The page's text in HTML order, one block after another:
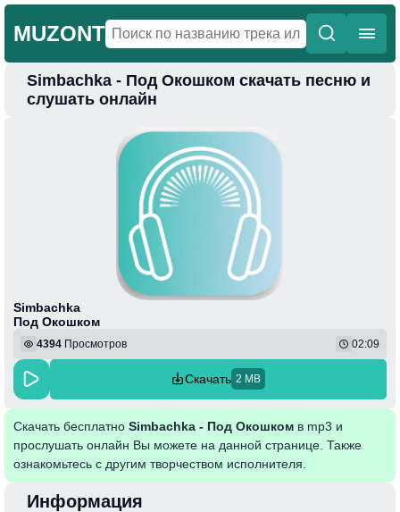
MUZONT
Главная
Simbachka - Под Окошком скачать песню и
слушать онлайн
Simbachka
Под Окошком
4394 Просмотров 02:09
Скачать 2 MB
Скачать бесплатно Simbachka - Под Окошком в mp3 и
прослушать онлайн Вы можете на данной странице. Также
ознакомьтесь с другим творчеством исполнителя.
Информация